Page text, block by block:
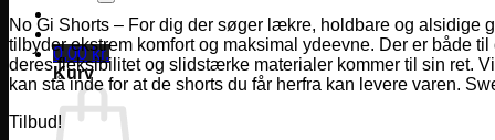
0,00kr.
Kurv
No Gi Shorts – For dig der søger lækre, holdbare og alsidige
tilbyder ekstrem komfort og maksimal ydeevne. Der er både
deres fleksibilitet og slidstærke materialer kommer til sin ret.
kan stå inde for at de shorts du får herfra kan levere varen.
Tilbud!